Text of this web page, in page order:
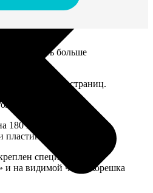
чуть больше
от 20 до 100 страниц.
1 мм.
180 градусов, развороты
пластиком.
специальным
и на видимой части корешка